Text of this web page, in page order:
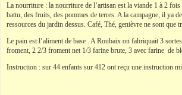
La nourriture : la nourriture de l’artisan est la viande 1 à 2
battu, des fruits, des pommes de terres. A la campagne, il ya
ressources du jardin dessus. Café, Thé, genièvre ne sont que
Le pain est l’aliment de base . A Roubaix on fabriquait 3
froment, 2 2/3 froment net 1/3 farine brute, 3 avec farine de
Instruction : sur 44 enfants sur 412 ont reçu une instruction